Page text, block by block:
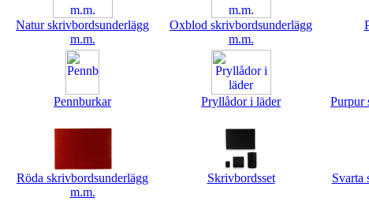
Natur skrivbordsunderlägg
m.m.
Oxblod skrivbordsunderlägg
m.m.
Pennburkar Pryllådor i läder
Purpur
Röda skrivbordsunderlägg
m.m.
Skrivbordsset
Svarta